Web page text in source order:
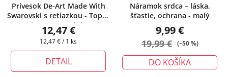
Prívesok De-Art Made With
Swarovski s retiazkou - Topaz
+ pri tomto produkte si
môžete zvoliť dĺžku retiazky
12,47 €
Jednotková
12,47 € / 1 ks
DETAIL
Náramok srdca – láska,
šťastie, ochrana - malý
9,99 €
19,99 € (–50 %)
DO KOŠÍKA